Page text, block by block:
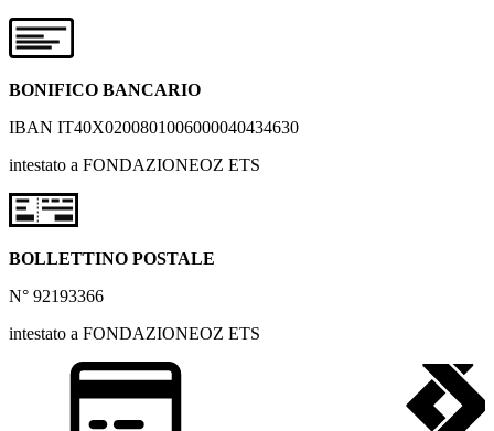
BONIFICO BANCARIO
IBAN IT40X0200801006000040434630
intestato a FONDAZIONEOZ ETS
BOLLETTINO POSTALE
N° 92193366
intestato a FONDAZIONEOZ ETS